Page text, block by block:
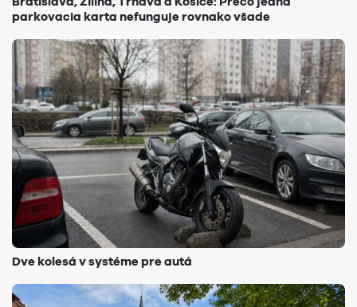
parkovacia karta nefunguje rovnako všade
Dve kolesá v systéme pre autá